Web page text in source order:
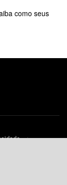
como seus